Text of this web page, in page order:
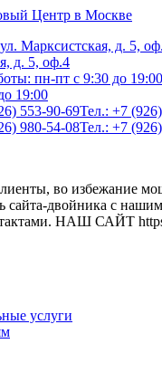
д. 5, оф.4
19:00
Тел.: +7
Тел.: +7
во избежание
сайта-двойника c
НАШ САЙТ
услуги